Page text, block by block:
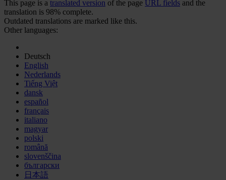
This page is a translated version of the page URL fields and the
translation is 98% complete.
Outdated translations are marked like this.
Other languages:
Deutsch
English
Nederlands
Tiếng Việt
dansk
español
français
italiano
magyar
polski
română
slovenščina
български
日本語